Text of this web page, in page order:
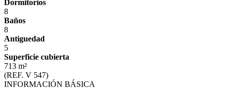
Dormitorios
8
Baños
8
Antiguedad
5
Superficie cubierta
713 m²
(REF. V 547)
INFORMACIÓN BÁSICA